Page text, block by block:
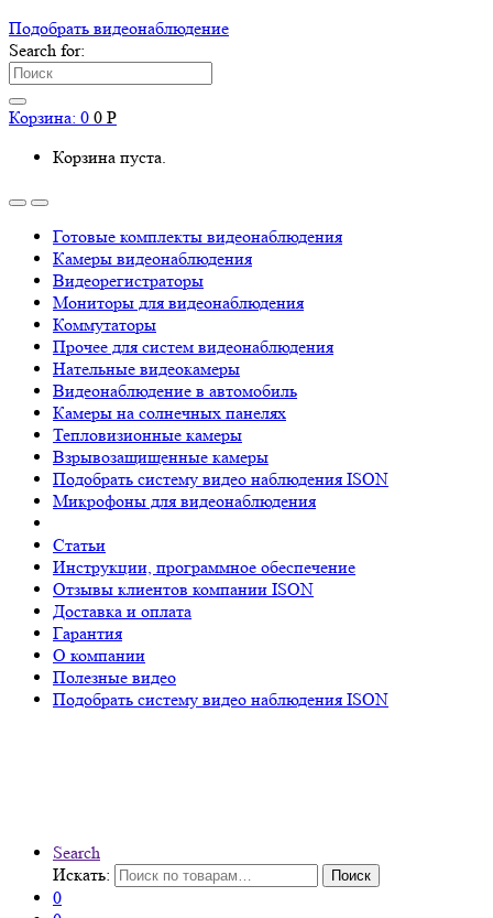
Подобрать видеонаблюдениe
Search for:
Корзина: 0 0 Р
Корзина пуста.
Готовые комплекты видеонаблюдения
Камеры видеонаблюдения
Видеорегистраторы
Мониторы для видеонаблюдения
Коммутаторы
Прочее для систем видеонаблюдения
Нательные видеокамеры
Видеонаблюдение в автомобиль
Камеры на солнечных панелях
Тепловизионные камеры
Взрывозащищенные камеры
Подобрать систему видео наблюдения ISON
Микрофоны для видеонаблюдения
Статьи
Инструкции, программное обеспечение
Отзывы клиентов компании ISON
Доставка и оплата
Гарантия
О компании
Полезные видео
Подобрать систему видео наблюдения ISON
Search
Искать:
Поиск
0